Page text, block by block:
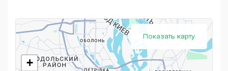
Показать карту
+